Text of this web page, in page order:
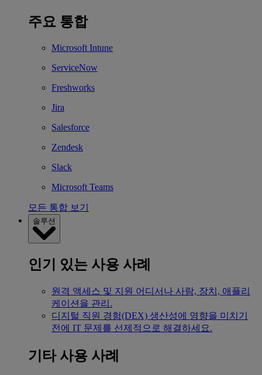
주요 통합
Microsoft Intune
ServiceNow
Freshworks
Jira
Salesforce
Zendesk
Slack
Microsoft Teams
모든 통합 보기
솔루션
인기 있는 사용 사례
원격 액세스 및 지원 어디서나 사람, 장치, 애플리
케이션을 관리.
디지털 직원 경험(DEX) 생산성에 영향을 미치기
전에 IT 문제를 선제적으로 해결하세요.
기타 사용 사례